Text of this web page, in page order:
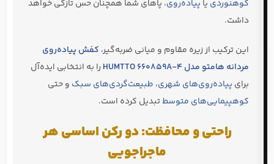
کوهنوردی یا پیاده‌روی، پاهای شما همچنان حس تازگی خواهد
داشت.
این ترکیب از زیره مقاوم و میانی ضربه‌گیر، کفش پیاده‌روی
مردانه هامتو مدل HUMTTO 660859A-4
را به انتخابی ایده‌آل
برای پیاده‌روی‌های شهری، طبیعت‌گردی‌های سبک و حتی
کوهپیمایی‌های متوسطتبدیل کرده است.
راحتی و محافظت: دو رکن اساسی هر
ماجراجویی